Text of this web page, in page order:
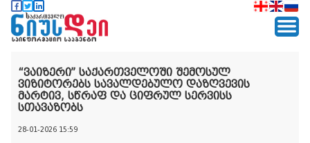
“ვაიზერი” საქართველოში შემოსულ
ვიზიტორებს სავალდებულო დაზღვევის
მარტივ, სწრაფ და ციფრულ სერვისს
სთავაზობს
28-01-2026 15:59